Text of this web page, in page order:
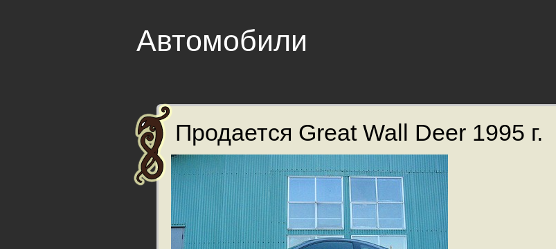
Автомобили
Продается Great Wall Deer 1995 г.